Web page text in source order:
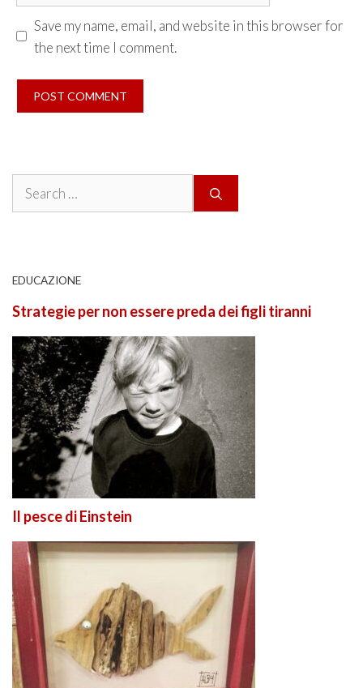
Save my name, email, and website in this browser for
the next time I comment.
Search
EDUCAZIONE
Strategie per non essere preda dei figli tiranni
Il pesce di Einstein